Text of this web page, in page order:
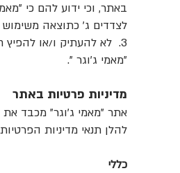
באתר, וכי ידוע להם כי
לצדדים ג' כתוצאה
3. לא להעתיק ו/או
"מאמי ג׳וגר ".
מדיניות פרטיות באתר
אתר "מאמי ג׳וגר" מכבד
להלן תנאי מדיניות
כללי